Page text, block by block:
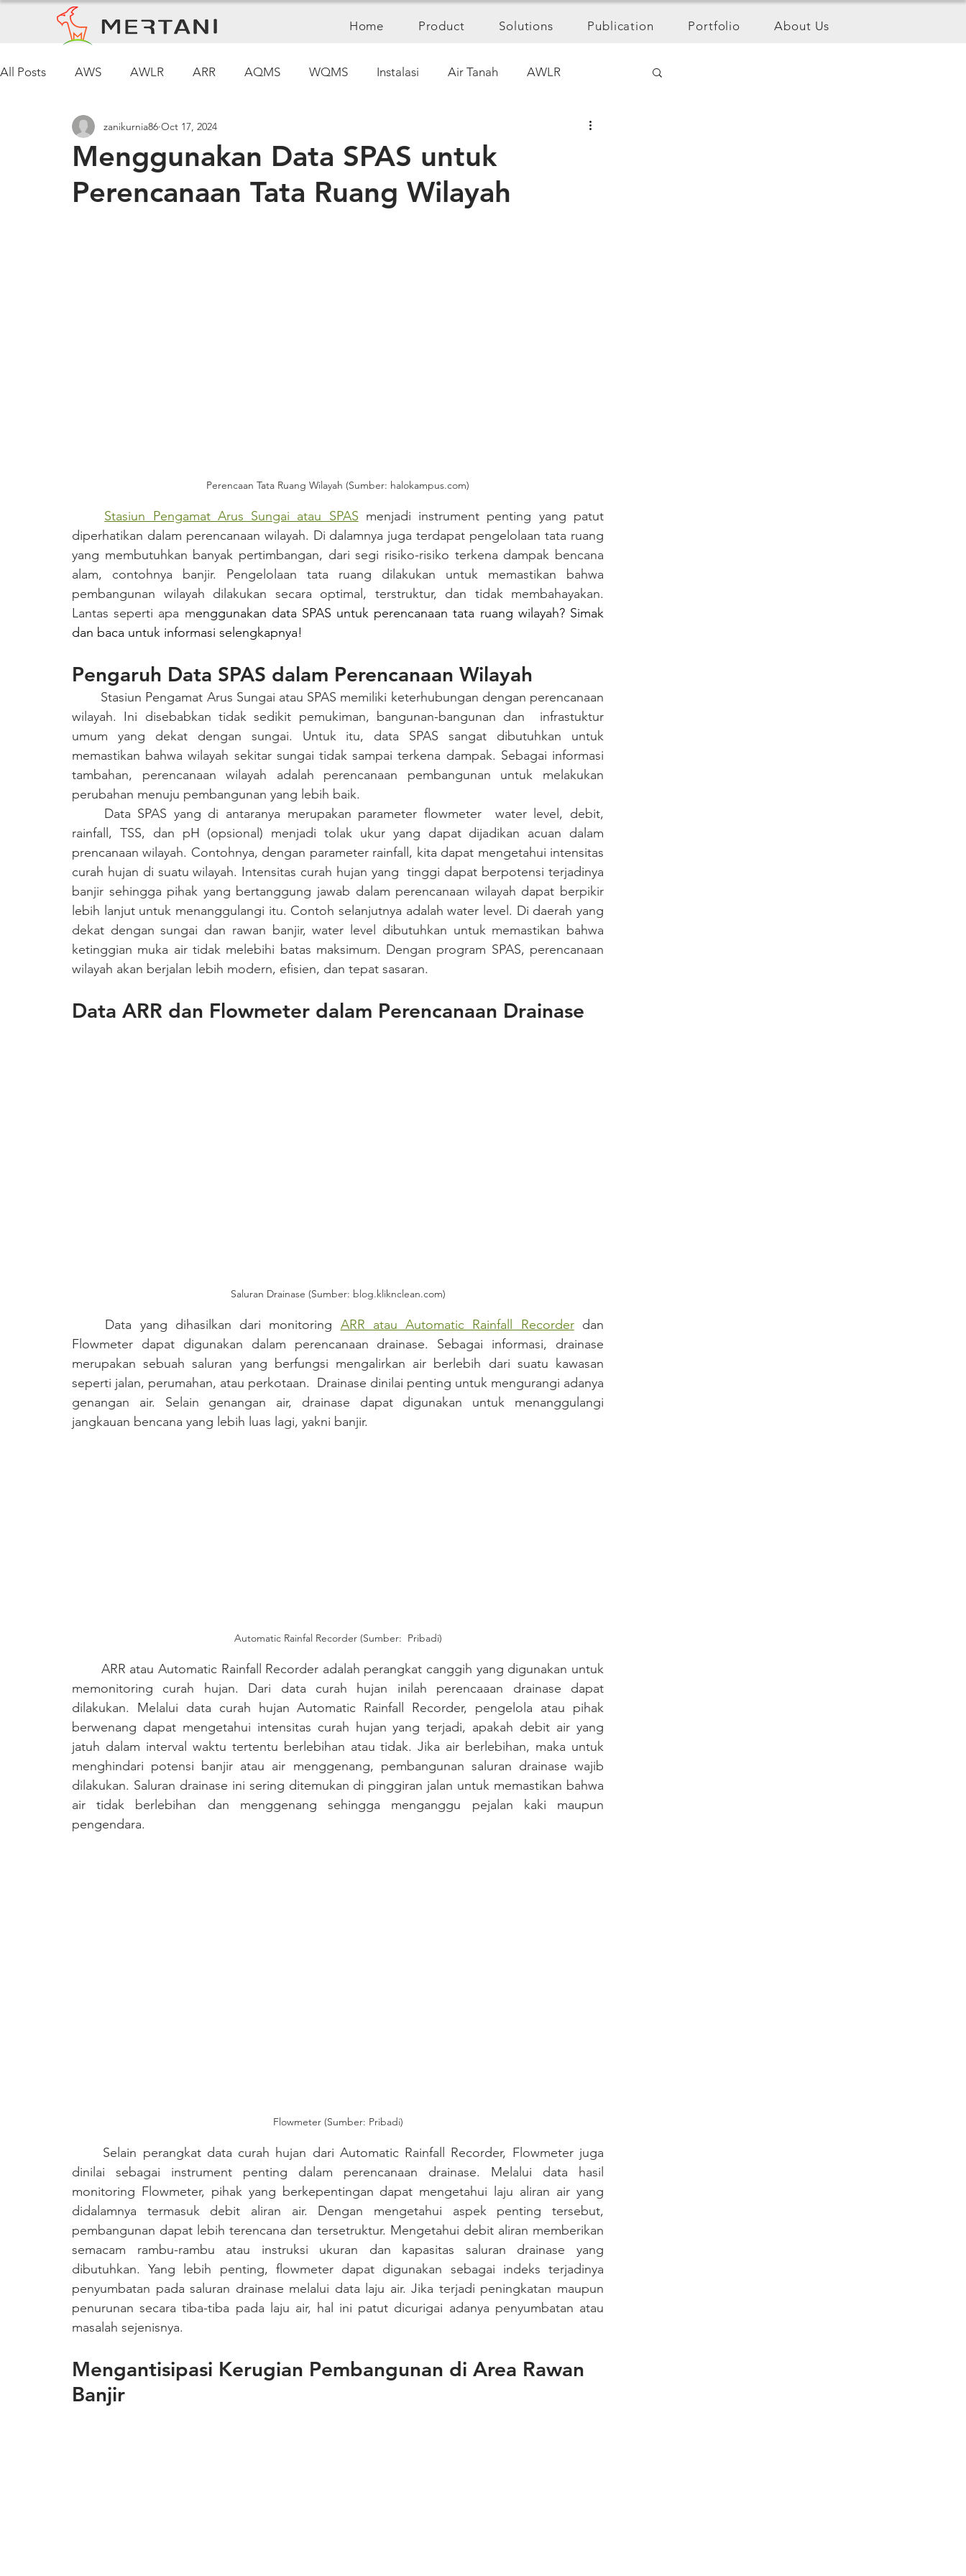
Home Product Solutions Publication Portfolio About Us
All Posts AWS AWLR ARR AQMS WQMS Instalasi Air Tanah AWLR
Pemantauan Cuaca
Menggunakan Data SPAS untuk
Perencanaan Tata Ruang Wilayah
zanikurnia86 Oct 17, 2024
Perencaan Tata Ruang Wilayah (Sumber: halokampus.com)
Stasiun Pengamat Arus Sungai atau SPAS menjadi instrument penting yang patut
diperhatikan dalam perencanaan wilayah. Di dalamnya juga terdapat pengelolaan tata ruang
yang membutuhkan banyak pertimbangan, dari segi risiko-risiko terkena dampak bencana
alam, contohnya banjir. Pengelolaan tata ruang dilakukan untuk memastikan bahwa
pembangunan wilayah dilakukan secara optimal, terstruktur, dan tidak membahayakan.
Lantas seperti apa menggunakan data SPAS untuk perencanaan tata ruang wilayah? Simak
dan baca untuk informasi selengkapnya!
Pengaruh Data SPAS dalam Perencanaan Wilayah
wilayah. Ini disebabkan tidak sedikit pemukiman, bangunan-bangunan dan  infrastuktur
umum yang dekat dengan sungai. Untuk itu, data SPAS sangat dibutuhkan untuk
memastikan bahwa wilayah sekitar sungai tidak sampai terkena dampak. Sebagai informasi
tambahan, perencanaan wilayah adalah perencanaan pembangunan untuk melakukan
perubahan menuju pembangunan yang lebih baik.
rainfall, TSS, dan pH (opsional) menjadi tolak ukur yang dapat dijadikan acuan dalam
prencanaan wilayah. Contohnya, dengan parameter rainfall, kita dapat mengetahui intensitas
curah hujan di suatu wilayah. Intensitas curah hujan yang  tinggi dapat berpotensi terjadinya
banjir sehingga pihak yang bertanggung jawab dalam perencanaan wilayah dapat berpikir
lebih lanjut untuk menanggulangi itu. Contoh selanjutnya adalah water level. Di daerah yang
dekat dengan sungai dan rawan banjir, water level dibutuhkan untuk memastikan bahwa
ketinggian muka air tidak melebihi batas maksimum. Dengan program SPAS, perencanaan
wilayah akan berjalan lebih modern, efisien, dan tepat sasaran.
Data ARR dan Flowmeter dalam Perencanaan Drainase
Saluran Drainase (Sumber: blog.kliknclean.com)
	Data yang dihasilkan dari monitoring
ARR atau Automatic Rainfall Recorder dan
Flowmeter dapat digunakan dalam perencanaan drainase. Sebagai informasi, drainase
merupakan sebuah saluran yang berfungsi mengalirkan air berlebih dari suatu kawasan
seperti jalan, perumahan, atau perkotaan.  Drainase dinilai penting untuk mengurangi adanya
genangan air. Selain genangan air, drainase dapat digunakan untuk menanggulangi
jangkauan bencana yang lebih luas lagi, yakni banjir.
Automatic Rainfal Recorder (Sumber:  Pribadi)
memonitoring curah hujan. Dari data curah hujan inilah perencaaan drainase dapat
dilakukan. Melalui data curah hujan Automatic Rainfall Recorder, pengelola atau pihak
berwenang dapat mengetahui intensitas curah hujan yang terjadi, apakah debit air yang
jatuh dalam interval waktu tertentu berlebihan atau tidak. Jika air berlebihan, maka untuk
menghindari potensi banjir atau air menggenang, pembangunan saluran drainase wajib
dilakukan. Saluran drainase ini sering ditemukan di pinggiran jalan untuk memastikan bahwa
air tidak berlebihan dan menggenang sehingga menganggu pejalan kaki maupun
pengendara.
Flowmeter (Sumber: Pribadi)
dinilai sebagai instrument penting dalam perencanaan drainase. Melalui data hasil
monitoring Flowmeter, pihak yang berkepentingan dapat mengetahui laju aliran air yang
didalamnya termasuk debit aliran air. Dengan mengetahui aspek penting tersebut,
pembangunan dapat lebih terencana dan tersetruktur. Mengetahui debit aliran memberikan
semacam rambu-rambu atau instruksi ukuran dan kapasitas saluran drainase yang
dibutuhkan. Yang lebih penting, flowmeter dapat digunakan sebagai indeks terjadinya
penyumbatan pada saluran drainase melalui data laju air. Jika terjadi peningkatan maupun
penurunan secara tiba-tiba pada laju air, hal ini patut dicurigai adanya penyumbatan atau
masalah sejenisnya.
Mengantisipasi Kerugian Pembangunan di Area Rawan
Banjir